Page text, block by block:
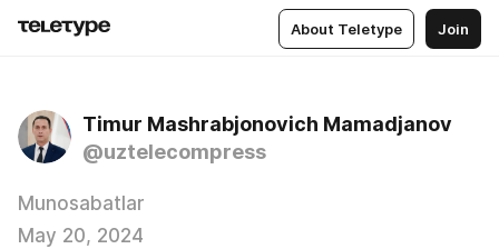
About Teletype Join
Timur Mashrabjonovich Mamadjanov
@uztelecompress
Munosabatlar
May 20, 2024